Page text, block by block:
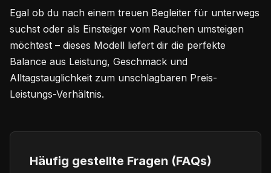
Egal ob du nach einem treuen Begleiter für unterwegs
suchst oder als Einsteiger vom Rauchen umsteigen
möchtest – dieses Modell liefert dir die perfekte
Balance aus Leistung, Geschmack und
Alltagstauglichkeit zum unschlagbaren Preis-
Leistungs-Verhältnis.
Häufig gestellte Fragen (FAQs)